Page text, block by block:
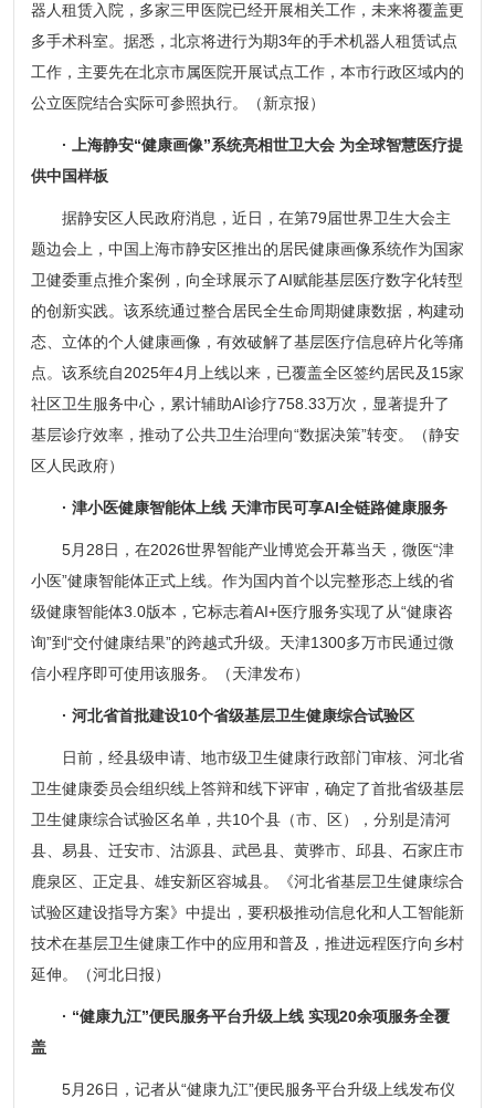
器人租赁入院，多家三甲医院已经开展相关工作，未来将覆盖更
多手术科室。据悉，北京将进行为期3年的手术机器人租赁试点
工作，主要先在北京市属医院开展试点工作，本市行政区域内的
公立医院结合实际可参照执行。（新京报）
· 上海静安“健康画像”系统亮相世卫大会 为全球智慧医疗提
供中国样板
据静安区人民政府消息，近日，在第79届世界卫生大会主
题边会上，中国上海市静安区推出的居民健康画像系统作为国家
卫健委重点推介案例，向全球展示了AI赋能基层医疗数字化转型
的创新实践。该系统通过整合居民全生命周期健康数据，构建动
态、立体的个人健康画像，有效破解了基层医疗信息碎片化等痛
点。该系统自2025年4月上线以来，已覆盖全区签约居民及15家
社区卫生服务中心，累计辅助AI诊疗758.33万次，显著提升了
基层诊疗效率，推动了公共卫生治理向“数据决策”转变。（静安
区人民政府）
· 津小医健康智能体上线 天津市民可享AI全链路健康服务
5月28日，在2026世界智能产业博览会开幕当天，微医“津
小医”健康智能体正式上线。作为国内首个以完整形态上线的省
级健康智能体3.0版本，它标志着AI+医疗服务实现了从“健康咨
询”到“交付健康结果”的跨越式升级。天津1300多万市民通过微
信小程序即可使用该服务。（天津发布）
· 河北省首批建设10个省级基层卫生健康综合试验区
日前，经县级申请、地市级卫生健康行政部门审核、河北省
卫生健康委员会组织线上答辩和线下评审，确定了首批省级基层
卫生健康综合试验区名单，共10个县（市、区），分别是清河
县、易县、迁安市、沽源县、武邑县、黄骅市、邱县、石家庄市
鹿泉区、正定县、雄安新区容城县。《河北省基层卫生健康综合
试验区建设指导方案》中提出，要积极推动信息化和人工智能新
技术在基层卫生健康工作中的应用和普及，推进远程医疗向乡村
延伸。（河北日报）
· “健康九江”便民服务平台升级上线 实现20余项服务全覆
盖
5月26日，记者从“健康九江”便民服务平台升级上线发布仪